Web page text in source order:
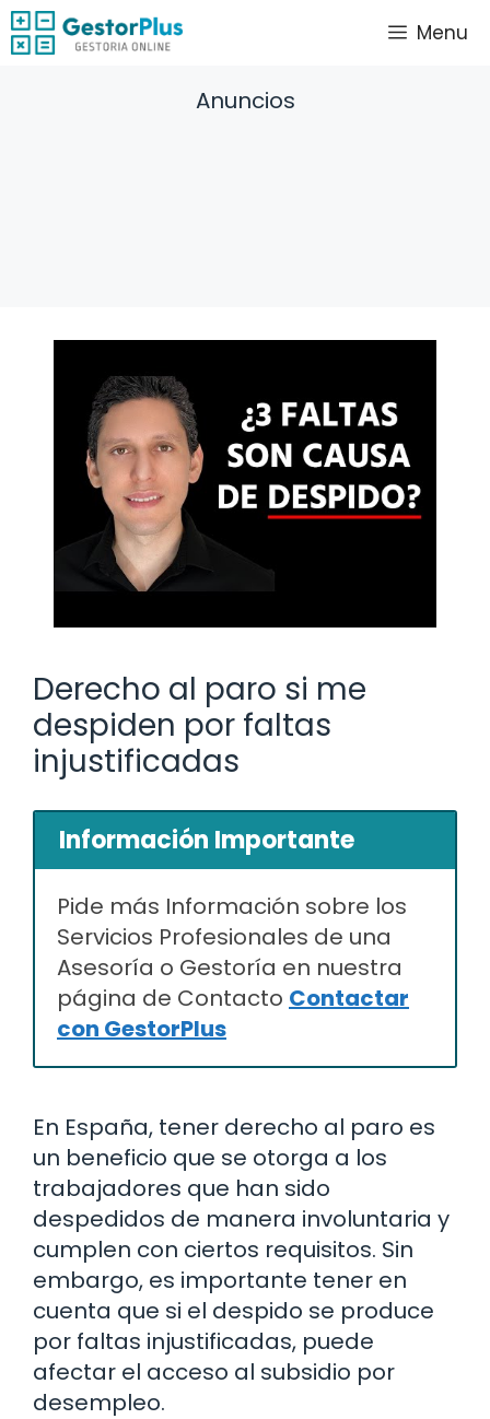
Saltar
al
Menu
Anuncios
Derecho al paro si me
despiden por faltas
injustificadas
Información Importante
Pide más Información sobre los
Servicios Profesionales de una
Asesoría o Gestoría en nuestra
página de Contacto Contactar
con GestorPlus
En España, tener derecho al paro es
un beneficio que se otorga a los
trabajadores que han sido
despedidos de manera involuntaria y
cumplen con ciertos requisitos. Sin
embargo, es importante tener en
cuenta que si el despido se produce
por faltas injustificadas, puede
afectar el acceso al subsidio por
desempleo.